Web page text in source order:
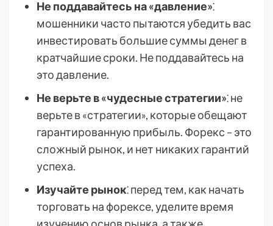
Не поддавайтесь на «давление»⁚
мошенники часто пытаются убедить вас
инвестировать большие суммы денег в
кратчайшие сроки. Не поддавайтесь на
это давление.
Не верьте в «чудесные стратегии»⁚ не
верьте в «стратегии», которые обещают
гарантированную прибыль. Форекс – это
сложный рынок, и нет никаких гарантий
успеха.
Изучайте рынок⁚ перед тем, как начать
торговать на форексе, уделите время